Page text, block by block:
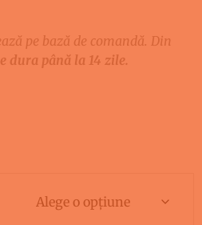
pe bază de comandă. Din
dura până la 14 zile.